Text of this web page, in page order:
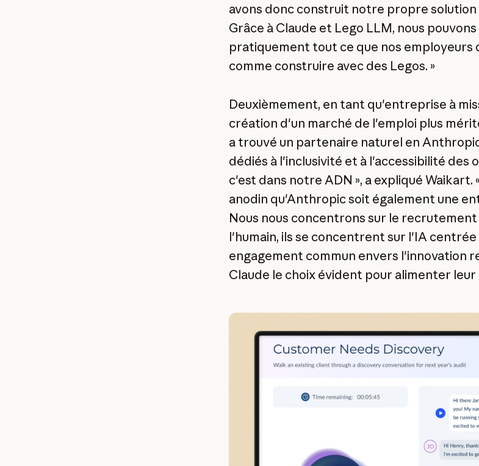
avons donc construit notre propre
Grâce à Claude et Lego LLM, nous
pratiquement tout ce que nos employeurs
comme construire avec des Legos. »
Deuxièmement, en tant qu'entreprise à
création d'un marché de l'emploi plus
a trouvé un partenaire naturel en
dédiés à l'inclusivité et à l'accessibilité
c'est dans notre ADN », a expliqué Waikart.
anodin qu'Anthropic soit également une
Nous nous concentrons sur le
l'humain, ils se concentrent sur l'IA centrée
engagement commun envers l'innovation
Claude le choix évident pour alimenter